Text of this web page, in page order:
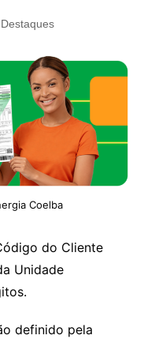
Destaques
Coelba
do Cliente
Unidade
definido pela